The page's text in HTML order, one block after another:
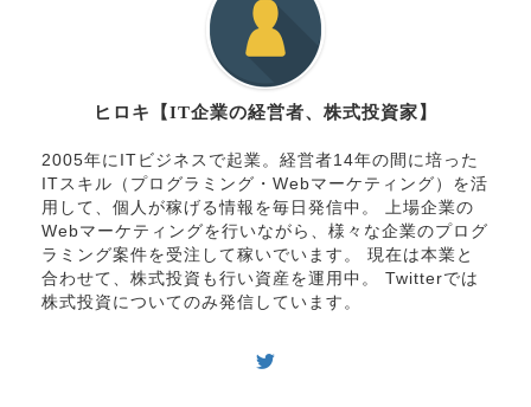
ヒロキ【IT企業の経営者、株式投資家】
2005年にITビジネスで起業。経営者14年の間に培った
ITスキル（プログラミング・Webマーケティング）を活
用して、個人が稼げる情報を毎日発信中。 上場企業の
Webマーケティングを行いながら、様々な企業のプログ
ラミング案件を受注して稼いでいます。 現在は本業と
合わせて、株式投資も行い資産を運用中。 Twitterでは
株式投資についてのみ発信しています。